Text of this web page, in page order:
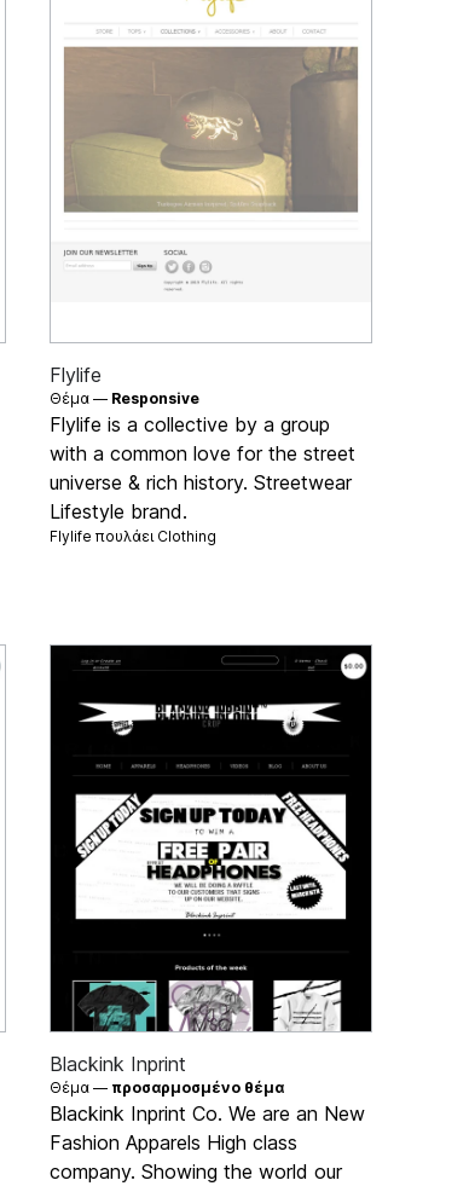
Flylife
Θέμα — Responsive
Flylife is a collective by a group
with a common love for the street
universe & rich history. Streetwear
Lifestyle brand.
Flylife πουλάει Clothing
Blackink Inprint
Θέμα — προσαρμοσμένο θέμα
Blackink Inprint Co. We are an New
Fashion Apparels High class
company. Showing the world our